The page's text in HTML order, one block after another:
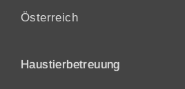
Österreich
Haustierbetreuung